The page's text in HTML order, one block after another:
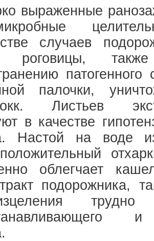
выраженные
случаев
роговицы,
палочки,
Листьев
в качестве
Настой на воде
облегчает
подорожника,
трудно